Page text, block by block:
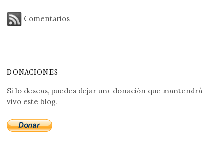
Comentarios
DONACIONES
Si lo deseas, puedes dejar una donación que mantendrá
vivo este blog.